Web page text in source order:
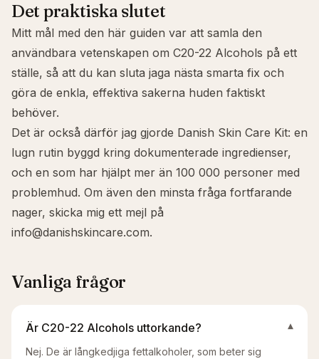
Det praktiska slutet
Mitt mål med den här guiden var att samla den
användbara vetenskapen om C20-22 Alcohols på ett
ställe, så att du kan sluta jaga nästa smarta fix och
göra de enkla, effektiva sakerna huden faktiskt
behöver.
Det är också därför jag gjorde Danish Skin Care Kit: en
lugn rutin byggd kring dokumenterade ingredienser,
och en som har hjälpt mer än 100 000 personer med
problemhud. Om även den minsta fråga fortfarande
nager, skicka mig ett mejl på
info@danishskincare.com.
Vanliga frågor
Är C20-22 Alcohols uttorkande? ▾
Nej. De är långkedjiga fettalkoholer, som beter sig